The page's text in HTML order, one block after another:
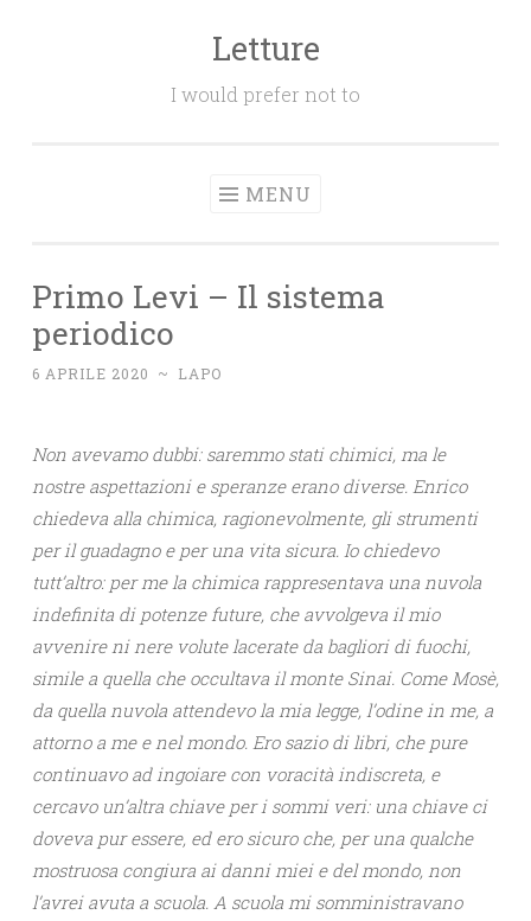
Letture
I would prefer not to
MENU
Primo Levi – Il sistema
periodico
6 APRILE 2020 ~ LAPO
Non avevamo dubbi: saremmo stati chimici, ma le
nostre aspettazioni e speranze erano diverse. Enrico
chiedeva alla chimica, ragionevolmente, gli strumenti
per il guadagno e per una vita sicura. Io chiedevo
tutt’altro: per me la chimica rappresentava una nuvola
indefinita di potenze future, che avvolgeva il mio
avvenire ni nere volute lacerate da bagliori di fuochi,
simile a quella che occultava il monte Sinai. Come Mosè,
da quella nuvola attendevo la mia legge, l’odine in me, a
attorno a me e nel mondo. Ero sazio di libri, che pure
continuavo ad ingoiare con voracità indiscreta, e
cercavo un’altra chiave per i sommi veri: una chiave ci
doveva pur essere, ed ero sicuro che, per una qualche
mostruosa congiura ai danni miei e del mondo, non
l’avrei avuta a scuola. A scuola mi somministravano